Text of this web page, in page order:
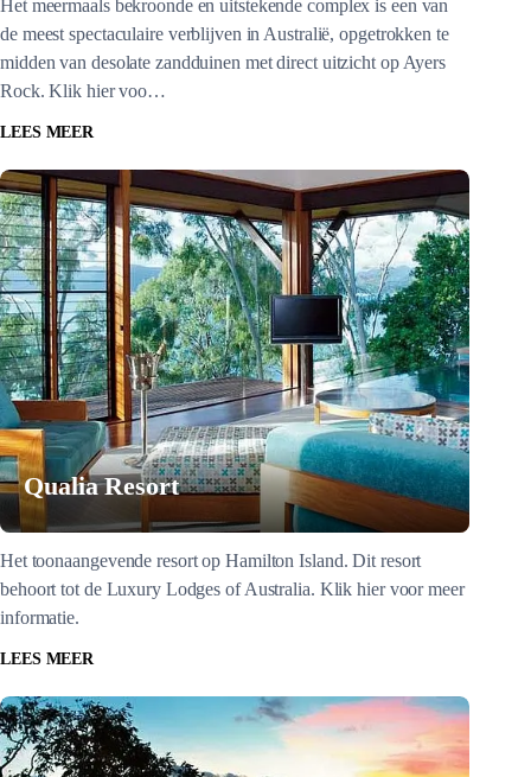
Het meermaals bekroonde en uitstekende complex is een van
de meest spectaculaire verblijven in Australië, opgetrokken te
midden van desolate zandduinen met direct uitzicht op Ayers
Rock. Klik hier voo…
LEES MEER
Qualia Resort
Het toonaangevende resort op Hamilton Island. Dit resort
behoort tot de Luxury Lodges of Australia. Klik hier voor meer
informatie.
LEES MEER